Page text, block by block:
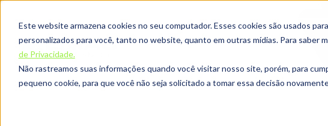
Este website armazena cookies no seu computador. Esses cookies são usados
personalizados para você, tanto no website, quanto em outras mídias. Para saber
de Privacidade.
Não rastreamos suas informações quando você visitar nosso site, porém, para
pequeno cookie, para que você não seja solicitado a tomar essa decisão